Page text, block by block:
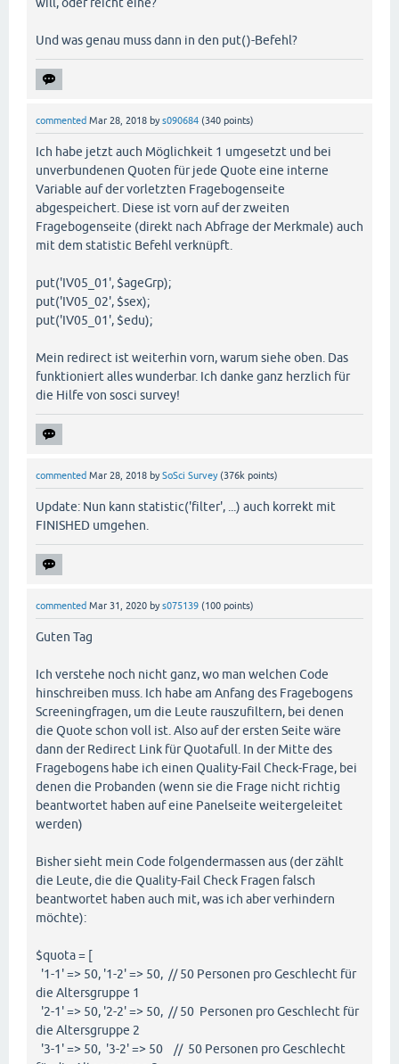
Und was genau muss dann in den put()-Befehl?
commented Mar 28, 2018 bys090684 (340 points)
Ich habe jetzt auch Möglichkeit 1 umgesetzt und bei
unverbundenen Quoten für jede Quote eine interne
Variable auf der vorletzten Fragebogenseite
abgespeichert. Diese ist vorn auf der zweiten
Fragebogenseite (direkt nach Abfrage der Merkmale) auch
mit dem statistic Befehl verknüpft.
put('IV05_01', $ageGrp);
put('IV05_02', $sex);
put('IV05_01', $edu);
Mein redirect ist weiterhin vorn, warum siehe oben. Das
funktioniert alles wunderbar. Ich danke ganz herzlich für
die Hilfe von sosci survey!
commented Mar 28, 2018 bySoSci Survey (376k points)
Update: Nun kann statistic('filter', ...) auch korrekt mit
FINISHED umgehen.
commented Mar 31, 2020 bys075139 (100 points)
Guten Tag
Ich verstehe noch nicht ganz, wo man welchen Code
hinschreiben muss. Ich habe am Anfang des Fragebogens
Screeningfragen, um die Leute rauszufiltern, bei denen
die Quote schon voll ist. Also auf der ersten Seite wäre
dann der Redirect Link für Quotafull. In der Mitte des
Fragebogens habe ich einen Quality-Fail Check-Frage, bei
denen die Probanden (wenn sie die Frage nicht richtig
beantwortet haben auf eine Panelseite weitergeleitet
werden)
Bisher sieht mein Code folgendermassen aus (der zählt
die Leute, die die Quality-Fail Check Fragen falsch
beantwortet haben auch mit, was ich aber verhindern
möchte):
$quota = [
'1-1' => 50, '1-2' => 50, // 50 Personen pro Geschlecht für
die Altersgruppe 1
'2-1' => 50, '2-2' => 50, // 50 Personen pro Geschlecht für
die Altersgruppe 2
'3-1' => 50, '3-2' => 50 // 50 Personen pro Geschlecht